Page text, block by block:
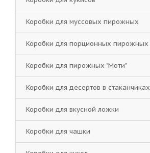
Коробки для муссовых пирожных
Коробки для порционных пирожных
Коробки для пирожных "Моти"
Коробки для десертов в стаканчиках
Коробки для вкусной ложки
Коробки для чашки